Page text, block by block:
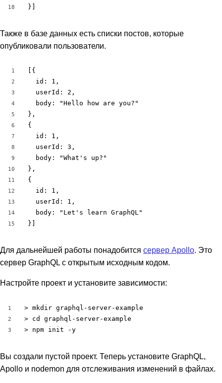
18
}]
Также в базе данных есть списки постов, которые
опубликовали пользователи.
1
2
3
4
5
6
7
8
9
10
11
12
13
14
15
[{
  id: 1,
  userId: 2,
  body: "Hello how are you?"
},
{
  id: 1,
  userId: 3,
  body: "What's up?"
},
{
  id: 1,
  userId: 1,
  body: "Let's learn GraphQL"
}]
Для дальнейшей работы понадобится сервер Apollo. Это
сервер GraphQL с открытым исходным кодом.
Настройте проект и установите зависимости:
1
2
3
> mkdir graphql-server-example
> cd graphql-server-example
> npm init -y
Вы создали пустой проект. Теперь установите GraphQL,
Apollo и nodemon для отслеживания изменений в файлах.